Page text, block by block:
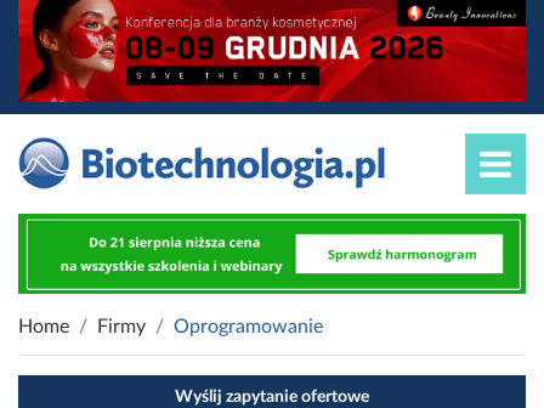
Home Firmy Oprogramowanie
Wyślij zapytanie ofertowe